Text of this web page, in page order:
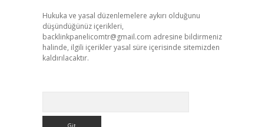
Hukuka ve yasal düzenlemelere aykırı olduğunu
düşündüğünüz içerikleri,
backlinkpanelicomtr@gmail.com adresine bildirmeniz
halinde, ilgili içerikler yasal süre içerisinde sitemizden
kaldırılacaktır.